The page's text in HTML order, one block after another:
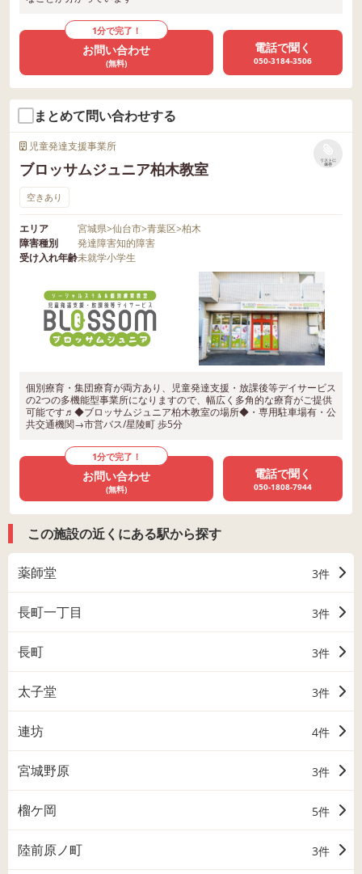
1分で完了！
お問い合わせ
(無料)
電話で聞く
050-3184-3506
まとめて問い合わせする
児童発達支援事業所
ブロッサムジュニア柏木教室
リストに
保存
空きあり
エリア 宮城県>仙台市>青葉区>柏木
障害種別
発達障害知的障害
受け入れ年齢未就学小学生
個別療育・集団療育が両方あり、児童発達支援・放課後等デイサービス
の2つの多機能型事業所になりますので、幅広く多角的な療育がご提供
可能です♬◆ブロッサムジュニア柏木教室の場所◆・専用駐車場有・公
共交通機関→市営バス/星陵町 歩5分
1分で完了！
お問い合わせ
(無料)
電話で聞く
050-1808-7944
この施設の近くにある駅から探す
薬師堂 3件
長町一丁目 3件
長町 3件
太子堂 3件
連坊 4件
宮城野原 3件
榴ケ岡 5件
陸前原ノ町 3件